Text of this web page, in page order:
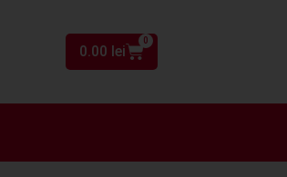
0.00 lei
0